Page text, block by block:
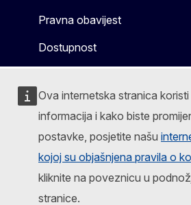
Ova internetska stranica
informacija i kako biste
postavke, posjetite našu
kojoj su objašnjena pravila o
kliknite na poveznicu u
stranice.
Pravna obavijest
Dostupnost